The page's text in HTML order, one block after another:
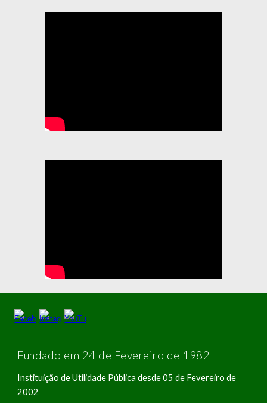
Fundado em 24 de Fevereiro de 1982
Instituição de Utilidade Pública desde 05 de Fevereiro de
2002